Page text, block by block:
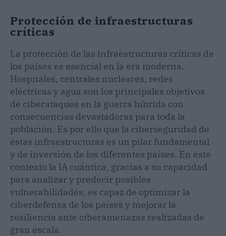
Protección de infraestructuras
críticas
La protección de las infraestructuras críticas de
los países es esencial en la era moderna.
Hospitales, centrales nucleares, redes
eléctricas y agua son los principales objetivos
de ciberataques en la guerra híbrida con
consecuencias devastadoras para toda la
población. Es por ello que la ciberseguridad de
estas infraestructuras es un pilar fundamental
y de inversión de los diferentes países. En este
contexto la IA cuántica, gracias a su capacidad
para analizar y predecir posibles
vulnerabilidades, es capaz de optimizar la
ciberdefensa de los países y mejorar la
resiliencia ante ciberamenazas realizadas de
gran escala.